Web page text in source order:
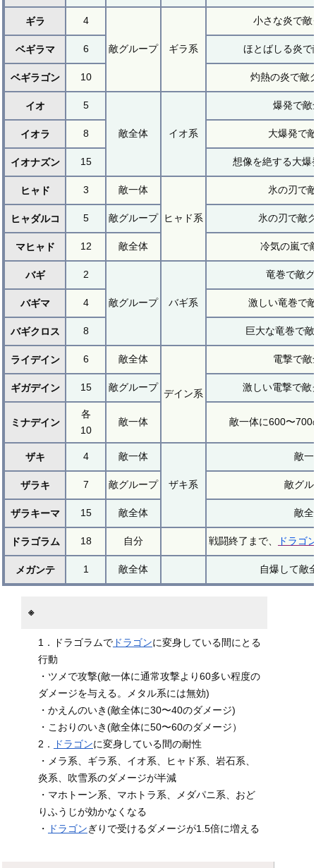
ギラ 4
敵グループ ギラ系
小さな炎で敵
ベギラマ 6 ほとばしる炎で
ベギラゴン 10 灼熱の炎で敵
イオ 5
敵全体 イオ系
爆発で敵
イオラ 8 大爆発で
イオナズン 15 想像を絶する大爆
ヒャド 3 敵一体
ヒャド系
氷の刃で
ヒャダルコ 5 敵グループ 氷の刃で敵
マヒャド 12 敵全体 冷気の嵐で
バギ 2
敵グループ バギ系
竜巻で敵
バギマ 4 激しい竜巻で
バギクロス 8 巨大な竜巻で
ライデイン 6 敵全体
デイン系
電撃で敵
ギガデイン 15 敵グループ 激しい電撃で敵
ミナデイン
各
10
敵一体 敵一体に600〜700
ザキ 4 敵一体
ザキ系
敵一
ザラキ 7 敵グループ 敵グ
ザラキーマ 15 敵全体 敵全
ドラゴラム 18 自分 戦闘終了まで、 ドラゴ
メガンテ 1 敵全体 自爆して敵
※
1．ドラゴラムでドラゴンに変身している間にとる
行動
・ツメで攻撃(敵一体に通常攻撃より60多い程度の
ダメージを与える。メタル系には無効)
・かえんのいき(敵全体に30〜40のダメージ)
・こおりのいき(敵全体に50〜60のダメージ）
2．
ドラゴンに変身している間の耐性
・メラ系、ギラ系、イオ系、ヒャド系、岩石系、
炎系、吹雪系のダメージが半減
・マホトーン系、マホトラ系、メダパニ系、おど
りふうじが効かなくなる
・
ドラゴンぎりで受けるダメージが1.5倍に増える